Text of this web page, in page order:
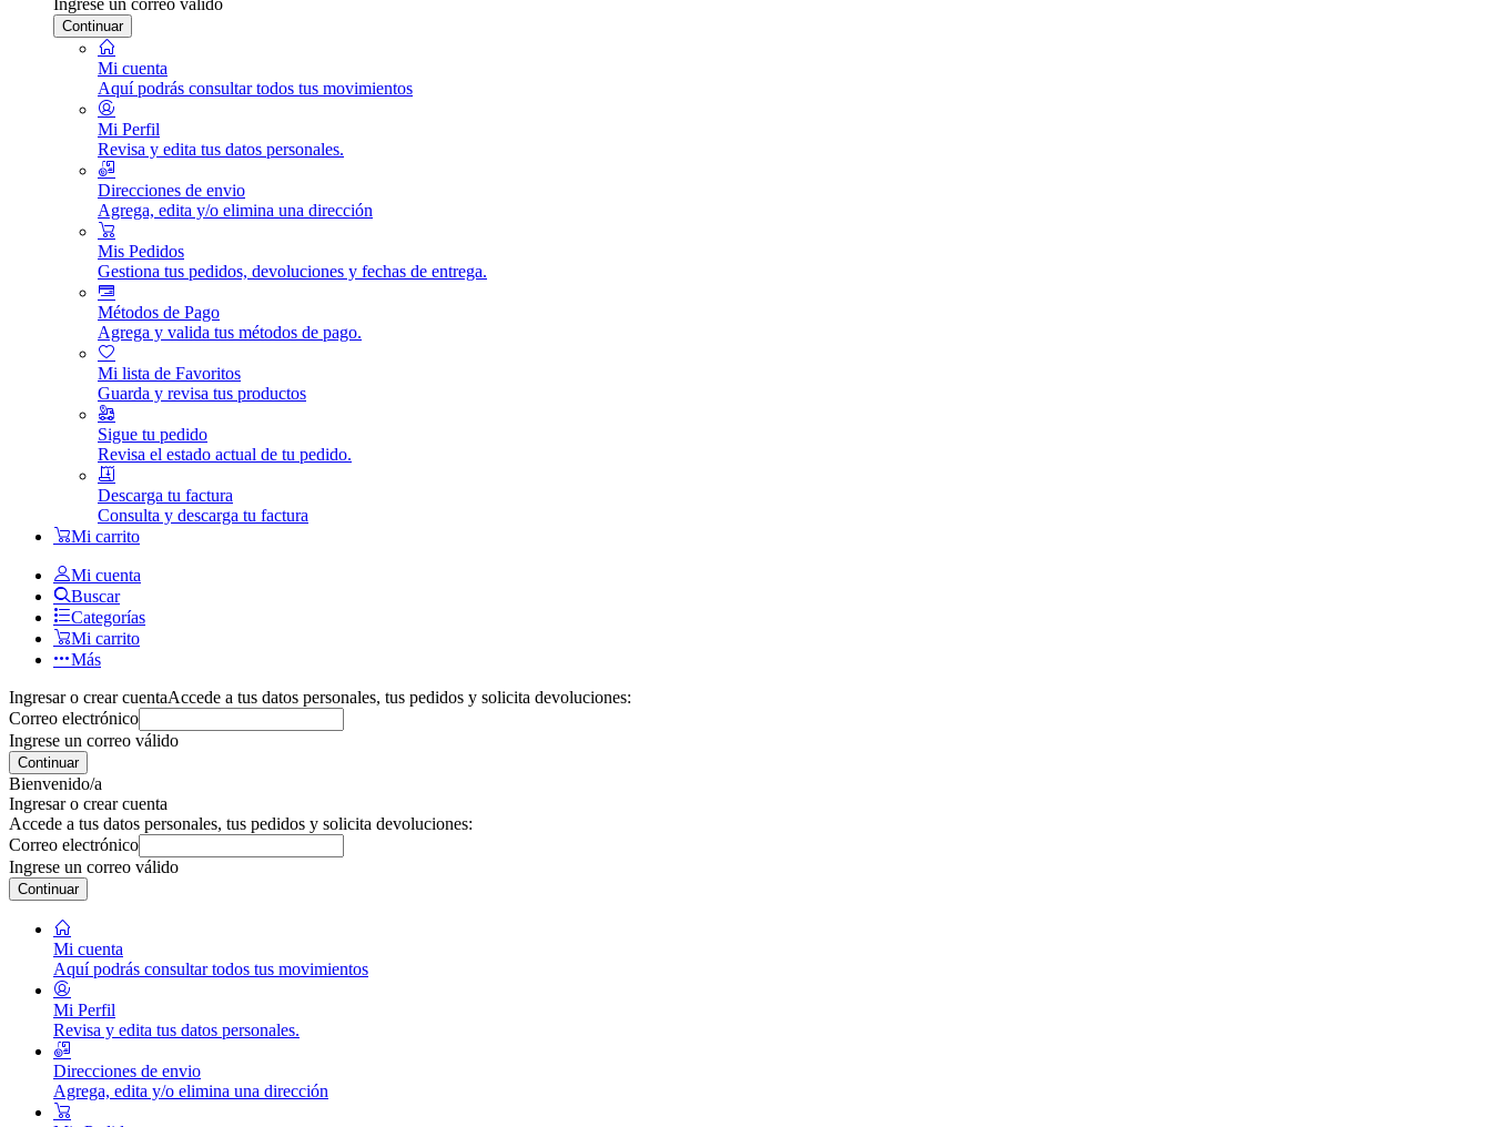
Continuar
Mi cuenta
Aquí podrás consultar todos tus movimientos
Mi Perfil
Revisa y edita tus datos personales.
Direcciones de envio
Agrega, edita y/o elimina una dirección
Mis Pedidos
Gestiona tus pedidos, devoluciones y fechas de entrega.
Métodos de Pago
Agrega y valida tus métodos de pago.
Mi lista de Favoritos
Guarda y revisa tus productos
Sigue tu pedido
Revisa el estado actual de tu pedido.
Descarga tu factura
Consulta y descarga tu factura
Mi carrito
Mi cuenta
Buscar
Categorías
Mi carrito
Más
Ingresar o crear cuentaAccede a tus datos personales, tus pedidos y solicita devoluciones:
Correo electrónico
Ingrese un correo válido
Continuar
Bienvenido/a
Ingresar o crear cuenta
Accede a tus datos personales, tus pedidos y solicita devoluciones:
Correo electrónico
Ingrese un correo válido
Continuar
Mi cuenta
Aquí podrás consultar todos tus movimientos
Mi Perfil
Revisa y edita tus datos personales.
Direcciones de envio
Agrega, edita y/o elimina una dirección